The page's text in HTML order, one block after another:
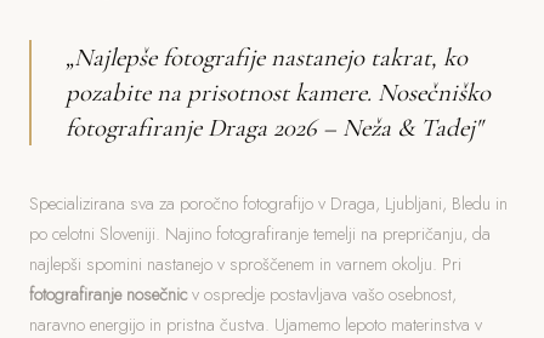
„Najlepše fotografije nastanejo takrat, ko
pozabite na prisotnost kamere. Nosečniško
fotografiranje Draga 2026 – Neža & Tadej"
Specializirana sva za poročno fotografijo v Draga, Ljubljani, Bledu in
po celotni Sloveniji. Najino fotografiranje temelji na prepričanju, da
najlepši spomini nastanejo v sproščenem in varnem okolju. Pri
fotografiranje nosečnic v ospredje postavljava vašo osebnost,
naravno energijo in pristna čustva. Ujamemo lepoto materinstva v